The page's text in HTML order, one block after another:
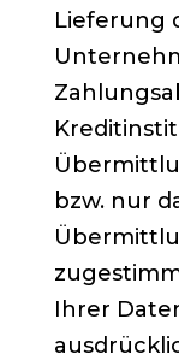
Lieferung
bzw. nur
Ihrer